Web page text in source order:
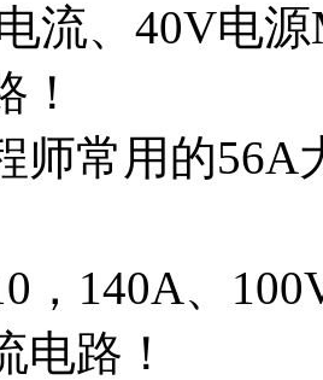
流、40V电
！
师常用的56A
，140A、
电路！